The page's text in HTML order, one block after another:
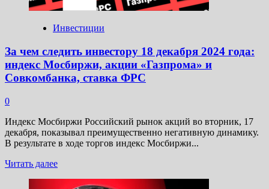
уровне
102,78
рубля
Инвестиции
За чем следить инвестору 18 декабря 2024 года:
индекс Мосбиржи, акции «Газпрома» и
Совкомбанка, ставка ФРС
0
Индекс Мосбиржи Российский рынок акций во вторник, 17
декабря, показывал преимущественно негативную динамику.
В результате в ходе торгов индекс Мосбиржи...
Читать далееПрочитать